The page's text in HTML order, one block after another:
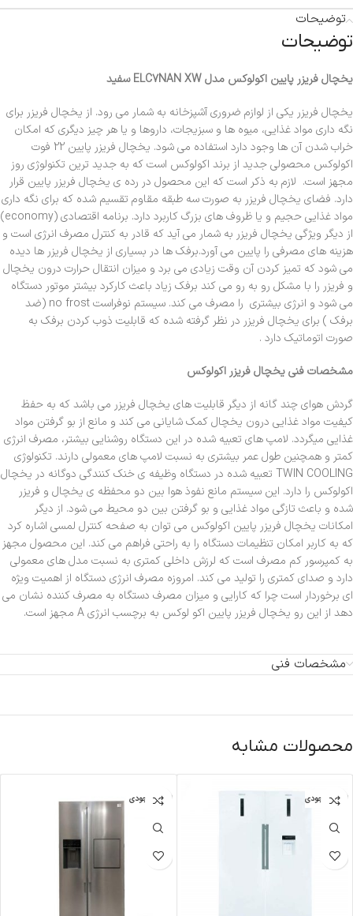
توضیحات
توضیحات
يخچال فريزر پايين اکولوکس مدل ELC7NAN XW سفید
یخچال فریزر یکی از لوازم ضروری آشپزخانه به شمار می رود. از یخچال فریزر برای
نگه داری مواد غذایی، میوه ها و سبزیجات، داروها و یا هر چیز دیگری که امکان
خراب شدن آن ها وجود دارد استفاده می شود. یخچال فریزر پایین 22 فوت
اکولوکس محصولی جدید از برند اکولوکس است که به جدید ترین تکنولوژی روز
مجهز است. لازم به ذکر است که این محصول در رده ی یخچال فریزر پایین قرار
دارد. فضای یخچال فریزر به صورت سه طبقه مقاوم تقسیم شده که برای نگه داری
مواد غذایی حجیم و یا ظروف های بزرگ کاربرد دارد. برنامه اقتصادی (economy)
از دیگر ویژگی یخچال فریزر به شمار می آید که قادر به کنترل مصرف انرژی است و
هزینه های مصرفی را پایین می آورد.برفک ها در بسیاری از یخچال فریزر ها دیده
می شود که تمیز کردن آن وقت زیادی می برد و میزان انتقال حرارت درون یخچال
و فریزر را با مشکل رو به رو می کند برفک زیاد باعث کارکرد بیشتر موتور دستگاه
می شود و انرژی بیشتری را مصرف می کند. سیستم نوفراست no frost (ضد
برفک ) برای یخچال فریزر در نظر گرفته شده که قابلیت ذوب کردن برفک به
صورت اتوماتیک دارد .
مشخصات فنی یخچال فریزر اکولوکس
گردش هوای چند گانه از دیگر قابلیت های یخچال فریزر می باشد که به حفظ
کیفیت مواد غذایی درون یخچال کمک شایانی می کند و مانع از بو گرفتن مواد
غذایی میگردد. لامپ های تعبیه شده در این دستگاه روشنایی بیشتر، مصرف انرژی
کمتر و همچنین طول عمر بیشتری به نسبت لامپ های معمولی دارند. تکنولوژی
TWIN COOLING تعبیه شده در دستگاه وظیفه ی خنک کنندگی دوگانه در یخچال
اکولوکس را دارد. این سیستم مانع نفوذ هوا بین دو محفظه ی یخچال و فریزر
شده و باعث تازگی مواد غذایی و بو گرفتن بین دو محیط می شود. از دیگر
امکانات یخچال فریزر پایین اکولوکس می توان به صفحه کنترل لمسی اشاره کرد
که به کاربر امکان تنظیمات دستگاه را به راحتی فراهم می کند. این محصول مجهز
به کمپرسور کم مصرف است که لرزش داخلی کمتری به نسبت مدل های معمولی
دارد و صدای کمتری را تولید می کند. امروزه مصرف انرژی دستگاه از اهمیت ویژه
ای برخوردار است چرا که کارایی و میزان مصرف دستگاه به مصرف کننده نشان می
دهد از این رو یخچال فریزر پایین اکو لوکس به برچسب انرژی A مجهز است.
مشخصات فنی
محصولات مشابه
اتمام موجودی اتمام موجودی